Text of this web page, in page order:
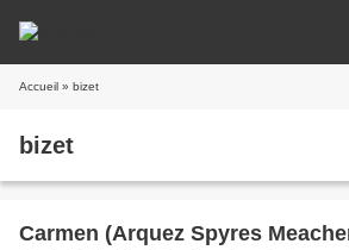
Accueil » bizet
bizet
Carmen (Arquez Spyres